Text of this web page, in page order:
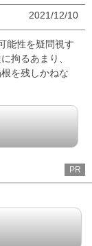
2021/12/10
能性を疑問視す
拘るあまり、
を残しかねな
PR